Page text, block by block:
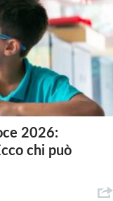
2026:
chi può